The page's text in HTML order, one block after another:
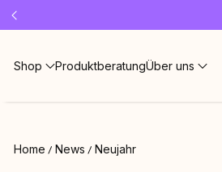
Shop ProduktberatungÜber uns
Home News Neujahr